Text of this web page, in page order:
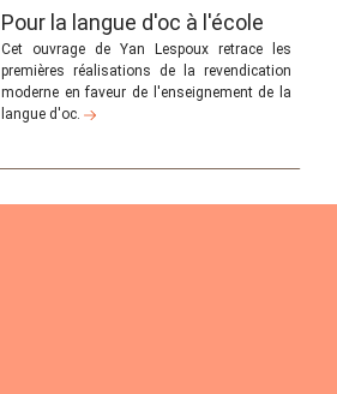
Pour la langue d'oc à l'école
Cet ouvrage de Yan Lespoux retrace les
premières réalisations de la revendication
moderne en faveur de l'enseignement de la
langue d'oc.